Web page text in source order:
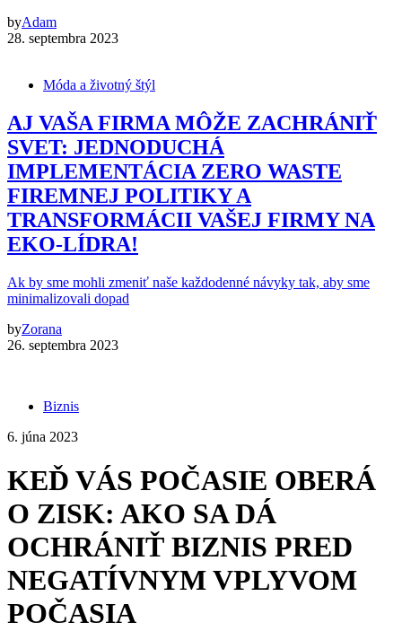
byAdam
28. septembra 2023
Móda a životný štýl
AJ VAŠA FIRMA MÔŽE ZACHRÁNIŤ
SVET: JEDNODUCHÁ
IMPLEMENTÁCIA ZERO WASTE
FIREMNEJ POLITIKY A
TRANSFORMÁCII VAŠEJ FIRMY NA
EKO-LÍDRA!
Ak by sme mohli zmeniť naše každodenné návyky tak, aby sme
minimalizovali dopad
byZorana
26. septembra 2023
Biznis
6. júna 2023
KEĎ VÁS POČASIE OBERÁ
O ZISK: AKO SA DÁ
OCHRÁNIŤ BIZNIS PRED
NEGATÍVNYM VPLYVOM
POČASIA